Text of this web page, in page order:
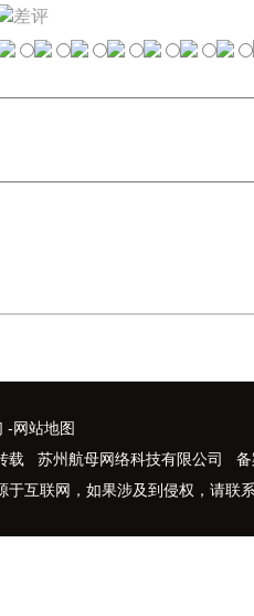
差评
-网站地图
载 苏州航母网络科技有限公司 备
于互联网，如果涉及到侵权，请联